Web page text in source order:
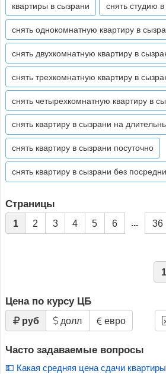
квартиры в сызрани снять студию
снять однокомнатную квартиру в
снять двухкомнатную квартиру в
снять трехкомнатную квартиру в
снять четырехкомнатную квартиру в
снять квартиру в сызрани на
снять квартиру в сызрани посуточно
снять квартиру в сызрани без
Страницы
1 2 3 4 5 6 ... 36
Цена по курсу ЦБ
руб долл евро
Часто задаваемые вопросы
💵 Какая средняя цена сдачи